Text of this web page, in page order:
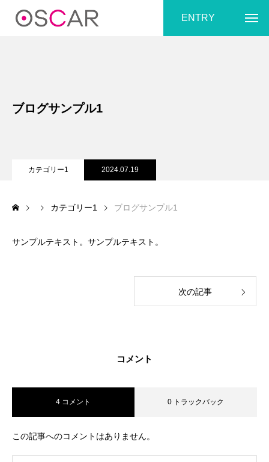
ENTRY
ブログサンプル1
カテゴリー1 2024.07.19
カテゴリー1 ブログサンプル1
サンプルテキスト。サンプルテキスト。
次の記事
コメント
4 コメント 0 トラックバック
この記事へのコメントはありません。